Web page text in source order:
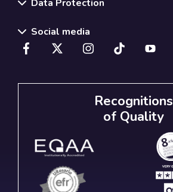
Data Protection
Social media
Recognitions
of Quality